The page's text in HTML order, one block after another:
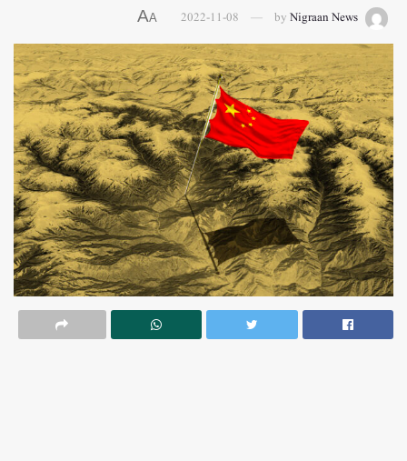
by Nigraan News
2022-11-08
A
A